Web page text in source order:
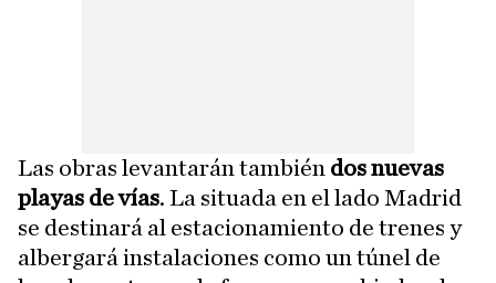
Las obras levantarán también dos nuevas
playas de vías. La situada en el lado Madrid
se destinará al estacionamiento de trenes y
albergará instalaciones como un túnel de